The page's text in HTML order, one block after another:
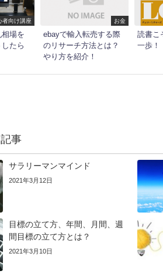
者向け講座
相場を
たら
お金
ebayで輸入転売する際
のリサーチ方法とは？
やり方を紹介！
読書こ
一歩！
事
サラリーマンマインド
2021年3月12日
目標の立て方、年間、月間、週
間目標の立て方とは？
2021年3月10日